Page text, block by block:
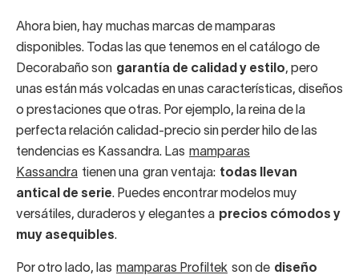
Ahora bien, hay muchas marcas de mamparas
disponibles. Todas las que tenemos en el catálogo de
Decorabaño son garantía de calidad y estilo, pero
unas están más volcadas en unas características, diseños
o prestaciones que otras. Por ejemplo, la reina de la
perfecta relación calidad-precio sin perder hilo de las
tendencias es Kassandra. Las mamparas
Kassandra tienen una gran ventaja: todas llevan
antical de serie. Puedes encontrar modelos muy
versátiles, duraderos y elegantes a precios cómodos y
muy asequibles.
Por otro lado, las mamparas Profiltek son de diseño